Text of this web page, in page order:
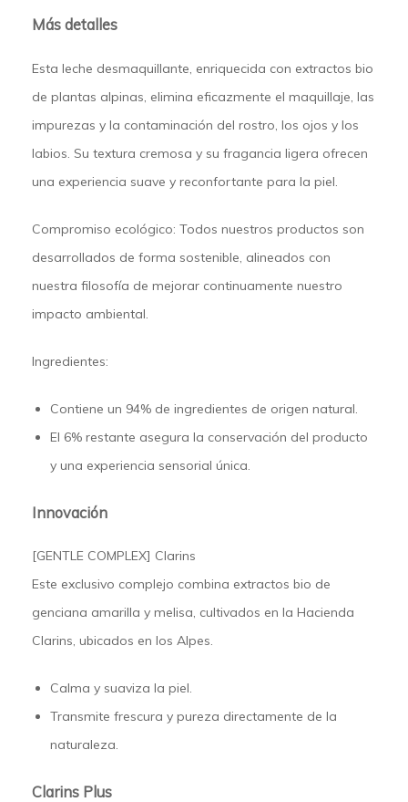
Más detalles
Esta leche desmaquillante, enriquecida con extractos bio
de plantas alpinas, elimina eficazmente el maquillaje, las
impurezas y la contaminación del rostro, los ojos y los
labios. Su textura cremosa y su fragancia ligera ofrecen
una experiencia suave y reconfortante para la piel.
Compromiso ecológico: Todos nuestros productos son
desarrollados de forma sostenible, alineados con
nuestra filosofía de mejorar continuamente nuestro
impacto ambiental.
Ingredientes:
Contiene un 94% de ingredientes de origen natural.
El 6% restante asegura la conservación del producto
y una experiencia sensorial única.
Innovación
[GENTLE COMPLEX] Clarins
Este exclusivo complejo combina extractos bio de
genciana amarilla y melisa, cultivados en la Hacienda
Clarins, ubicados en los Alpes.
Calma y suaviza la piel.
Transmite frescura y pureza directamente de la
naturaleza.
Clarins Plus